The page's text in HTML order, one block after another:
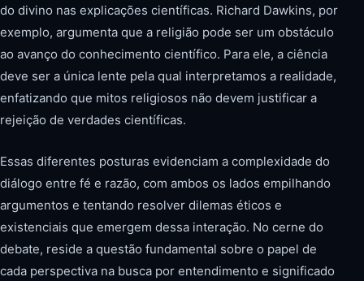
do divino nas explicações científicas. Richard Dawkins, por
exemplo, argumenta que a religião pode ser um obstáculo
ao avanço do conhecimento científico. Para ele, a ciência
deve ser a única lente pela qual interpretamos a realidade,
enfatizando que mitos religiosos não devem justificar a
rejeição de verdades científicas.
Essas diferentes posturas evidenciam a complexidade do
diálogo entre fé e razão, com ambos os lados empilhando
argumentos e tentando resolver dilemas éticos e
existenciais que emergem dessa interação. No cerne do
debate, reside a questão fundamental sobre o papel de
cada perspectiva na busca por entendimento e significado